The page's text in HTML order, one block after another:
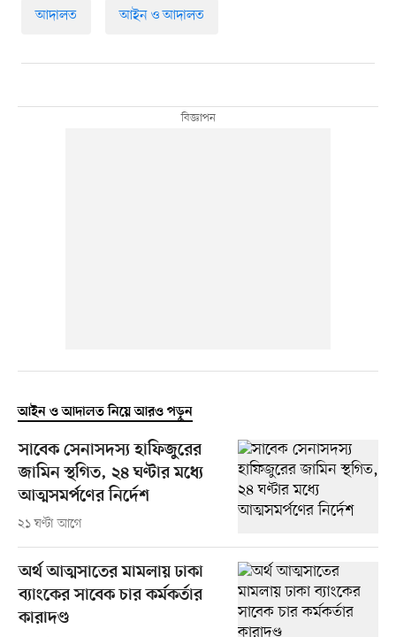
আদালত আইন ও আদালত
আইন ও আদালত নিয়ে আরও পড়ুন
সাবেক সেনাসদস্য হাফিজুরের
জামিন স্থগিত, ২৪ ঘণ্টার মধ্যে
আত্মসমর্পণের নির্দেশ
২১ ঘণ্টা আগে
অর্থ আত্মসাতের মামলায় ঢাকা
ব্যাংকের সাবেক চার কর্মকর্তার
কারাদণ্ড